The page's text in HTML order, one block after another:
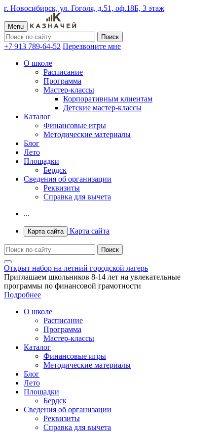
г. Новосибирск, ул. Гоголя, д.51, оф.18Б, 3 этаж
Menu
+7 913 789-64-52 Перезвоните мне
О школе
Расписание
Программа
Мастер-классы
Корпоративным клиентам
Детские мастер-классы
Каталог
Финансовые игры
Методические материалы
Блог
Лето
Площадки
Бердск
Сведения об организации
Реквизиты
Справка для вычета
...
Карта сайта Карта сайта
Открыт набор на летний городской лагерь
Приглашаем школьников 8-14 лет на увлекательные
программы по финансовой грамотности
Подробнее
О школе
Расписание
Программа
Мастер-классы
Каталог
Финансовые игры
Методические материалы
Блог
Лето
Площадки
Бердск
Сведения об организации
Реквизиты
Справка для вычета